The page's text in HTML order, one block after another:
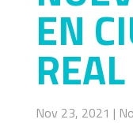
EN
REAL
Nov 23, 2021 |